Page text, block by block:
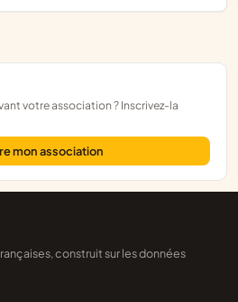
mon association